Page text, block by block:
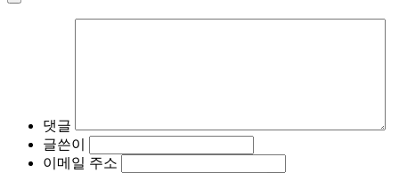
댓글
글쓴이
이메일 주소